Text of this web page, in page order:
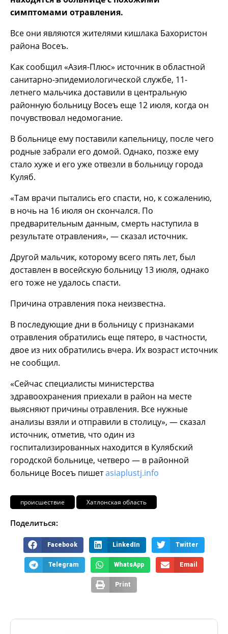
симптомами отравления.
Все они являются жителями кишлака Бахористон
района Восеъ.
Как сообщил «Азия-Плюс» источник в областной
санитарно-эпидемиологической службе, 11-
летнего мальчика доставили в центральную
районную больницу Восеъ еще 12 июля, когда он
почувствовал недомогание.
В больнице ему поставили капельницу, после чего
родные забрали его домой. Однако, позже ему
стало хуже и его уже отвезли в больницу города
Куляб.
«Там врачи пытались его спасти, но, к сожалению,
в ночь на 16 июля он скончался. По
предварительным данным, смерть наступила в
результате отравления», — сказал источник.
Другой мальчик, которому всего пять лет, был
доставлен в восейскую больницу 13 июля, однако
его тоже не удалось спасти.
Причина отравления пока неизвестна.
В последующие дни в больницу с признаками
отравления обратились еще пятеро, в частности,
двое из них обратились вчера. Их возраст источник
не сообщил.
«Сейчас специалисты министерства
здравоохранения приехали в район на месте
выясняют причины отравления. Все нужные
анализы взяли и отправили в столицу», — сказал
источник, отметив, что один из
госпитализированных находится в Кулябский
городской больнице, четверо — в районной
больнице Восеъ пишетasiaplustj.info
происшествие Хатлонская область
Поделиться:
Facebook LinkedIn Twitter
Telegram WhatsApp Email
Print